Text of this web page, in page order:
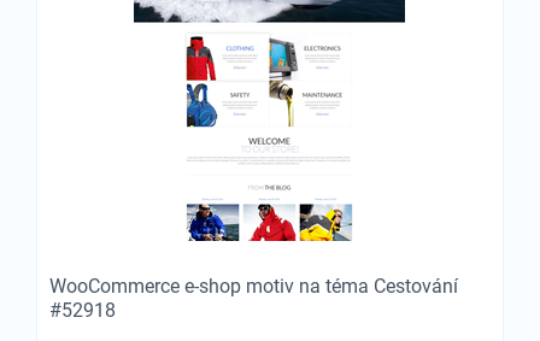
WooCommerce e-shop motiv na téma Cestování
#52918